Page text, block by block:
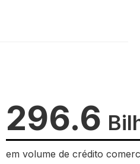
296.6
em volume de crédito